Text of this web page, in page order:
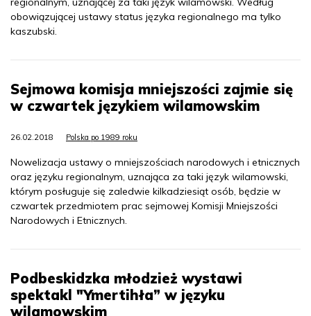
obowiązującej ustawy status języka regionalnego ma tylko
kaszubski.
Sejmowa komisja mniejszości zajmie się
w czwartek językiem wilamowskim
26.02.2018 Polska po 1989 roku
Nowelizacja ustawy o mniejszościach narodowych i etnicznych
oraz języku regionalnym, uznająca za taki język wilamowski,
którym posługuje się zaledwie kilkadziesiąt osób, będzie w
czwartek przedmiotem prac sejmowej Komisji Mniejszości
Narodowych i Etnicznych.
Podbeskidzka młodzież wystawi
spektakl "Ymertihła” w języku
wilamowskim